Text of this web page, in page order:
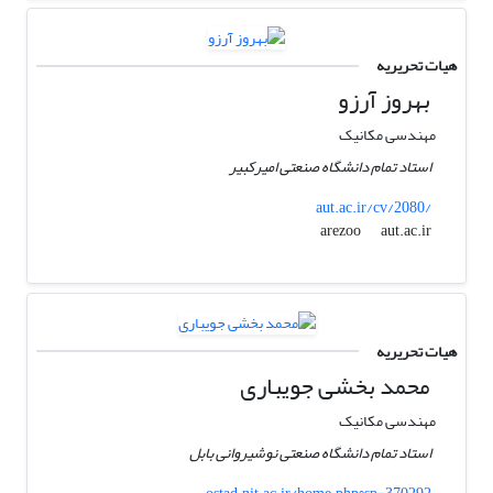
هیات تحریریه
بهروز آرزو
مهندسی مکانیک
استاد تمام دانشگاه صنعتی امیرکبیر
aut.ac.ir/cv/2080/
arezoo
aut.ac.ir
هیات تحریریه
محمد بخشی جویباری
مهندسی مکانیک
استاد تمام دانشگاه صنعتی نوشیروانی بابل